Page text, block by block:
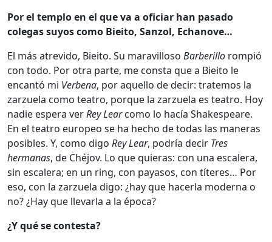
Por el templo en el que va a oficiar han pasado
colegas suyos como Bieito, Sanzol, Echanove…
El más atrevido, Bieito. Su maravilloso Barberillo rompió
con todo. Por otra parte, me consta que a Bieito le
encantó mi Verbena, por aquello de decir: tratemos la
zarzuela como teatro, porque la zarzuela es teatro. Hoy
nadie espera verRey Learcomo lo hacía Shakespeare.
En el teatro europeo se ha hecho de todas las maneras
posibles. Y, como digo Rey Lear, podría decir Tres
hermanas, de Chéjov. Lo que quieras: con una escalera,
sin escalera; en un ring, con payasos, con títeres… Por
eso, con la zarzuela digo: ¿hay que hacerla moderna o
no? ¿Hay que llevarla a la época?
¿Y qué se contesta?